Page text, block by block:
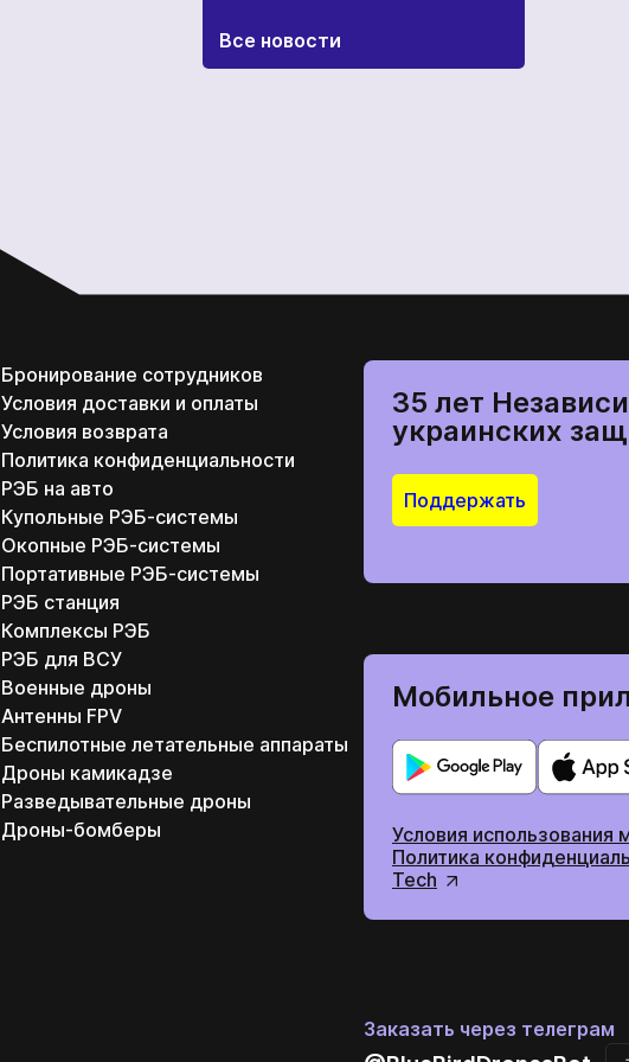
Все новости
Бронирование сотрудников
Условия доставки и оплаты
Условия возврата
Политика конфиденциальности
РЭБ на авто
Купольные РЭБ-системы
Окопные РЭБ-системы
Портативные РЭБ-системы
РЭБ станция
Комплексы РЭБ
РЭБ для ВСУ
Военные дроны
Антенны FPV
Беспилотные летательные аппараты
Дроны камикадзе
Разведывательные дроны
Дроны-бомберы
35 лет
украинских
Поддержать
Мобильное
Условия использования
Политика
Tech
Заказать через телеграм